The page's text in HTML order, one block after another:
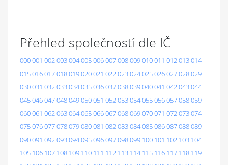
Přehled společností dle IČ
000001 002003004005006007008009010011 012013014
015016017018019020021 022023024025026027028029
030031 032033034035036037038039040041 042043044
045046047048049050051 052053054055056057058059
060061 062063064065066067068069070071 072073074
075076077078079080081 082083084085086087088089
090091 092093094095096097098099 100 101 102 103 104
105 106 107 108 109 110 111 112 113 114 115 116 117 118 119